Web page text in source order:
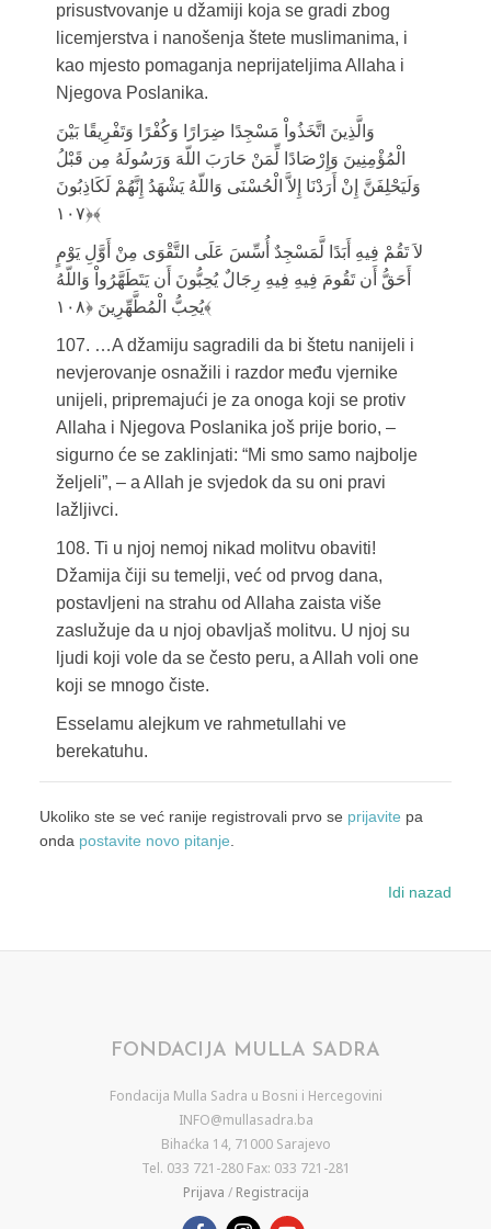
prisustvovanje u džamiji koja se gradi zbog
licemjerstva i nanošenja štete muslimanima, i
kao mjesto pomaganja neprijateljima Allaha i
Njegova Poslanika.
وَالَّذِينَ اتَّخَذُواْ مَسْجِدًا ضِرَارًا وَكُفْرًا وَتَفْرِيقًا بَيْنَ
الْمُؤْمِنِينَ وَإِرْصَادًا لِّمَنْ حَارَبَ اللّهَ وَرَسُولَهُ مِن قَبْلُ
وَلَيَحْلِفَنَّ إِنْ أَرَدْنَا إِلاَّ الْحُسْنَى وَاللّهُ يَشْهَدُ إِنَّهُمْ لَكَاذِبُونَ
﴿۱۰۷﴾
لاَ تَقُمْ فِيهِ أَبَدًا لَّمَسْجِدٌ أُسِّسَ عَلَى التَّقْوَى مِنْ أَوَّلِ يَوْمٍ
أَحَقُّ أَن تَقُومَ فِيهِ فِيهِ رِجَالٌ يُحِبُّونَ أَن يَتَطَهَّرُواْ وَاللّهُ
يُحِبُّ الْمُطَّهِّرِينَ ﴿۱۰۸﴾
107. …A džamiju sagradili da bi štetu nanijeli i
nevjerovanje osnažili i razdor među vjernike
unijeli, pripremajući je za onoga koji se protiv
Allaha i Njegova Poslanika još prije borio, –
sigurno će se zaklinjati: “Mi smo samo najbolje
željeli”, – a Allah je svjedok da su oni pravi
lažljivci.
108. Ti u njoj nemoj nikad molitvu obaviti!
Džamija čiji su temelji, već od prvog dana,
postavljeni na strahu od Allaha zaista više
zaslužuje da u njoj obavljaš molitvu. U njoj su
ljudi koji vole da se često peru, a Allah voli one
koji se mnogo čiste.
Esselamu alejkum ve rahmetullahi ve
berekatuhu.
Ukoliko ste se već ranije registrovali prvo se prijavite pa
onda postavite novo pitanje.
Idi nazad
FONDACIJA MULLA SADRA
Fondacija Mulla Sadra u Bosni i Hercegovini
INFO@mullasadra.ba
Bihaćka 14, 71000 Sarajevo
Tel. 033 721-280 Fax: 033 721-281
Prijava / Registracija